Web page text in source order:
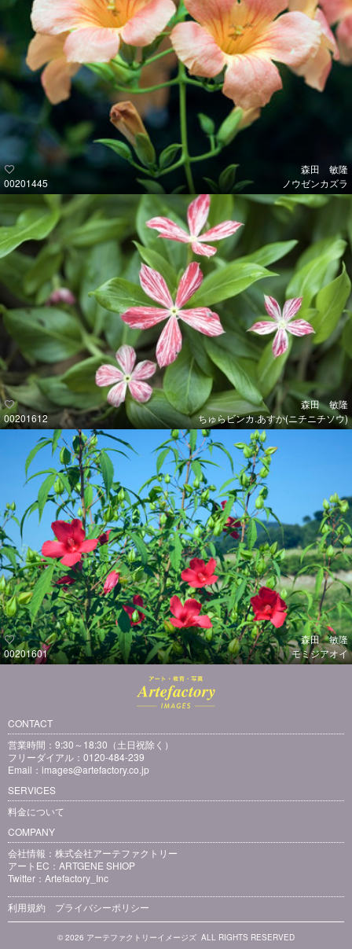
00201445
森田 敏隆
ノウゼンカズラ
00201612
森田 敏隆
ちゅらビンカ.あすか(ニチニチソウ)
00201601
森田 敏隆
モミジアオイ
CONTACT
営業時間：9:30～18:30（土日祝除く）
フリーダイアル：0120-484-239
Email： images@artefactory.co.jp
SERVICES
料金について
COMPANY
会社情報： 株式会社アーテファクトリー
アートEC： ARTGENE SHIOP
Twitter： Artefactory_Inc
利用規約 プライバシーポリシー
© 2026 アーテファクトリーイメージズ ALL RIGHTS RESERVED